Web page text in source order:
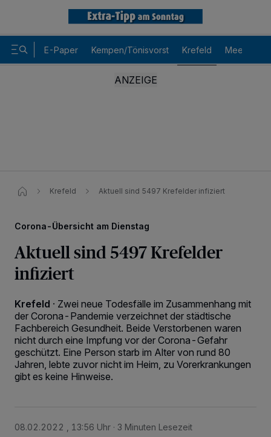
E-Paper Kempen/Tönisvorst Krefeld Meerbusch
Krefeld Aktuell sind 5497 Krefelder infiziert
Corona-Übersicht am Dienstag
Aktuell sind 5497 Krefelder
infiziert
Krefeld · Zwei neue Todesfälle im Zusammenhang mit
der Corona-Pandemie verzeichnet der städtische
Fachbereich Gesundheit. Beide Verstorbenen waren
nicht durch eine Impfung vor der Corona-Gefahr
geschützt. Eine Person starb im Alter von rund 80
Jahren, lebte zuvor nicht im Heim, zu Vorerkrankungen
gibt es keine Hinweise.
08.02.2022 , 13:56 Uhr 3 Minuten Lesezeit